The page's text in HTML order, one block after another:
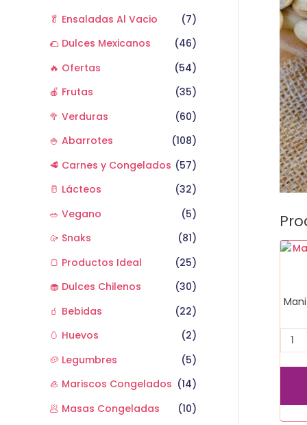
p
o
🥬 Ensaladas Al Vacio
(7)
🌮 Dulces Mexicanos
(46)
🔥 Ofertas
(54)
🍎 Frutas
(35)
🥦 Verduras
(60)
🍚 Abarrotes
(108)
🥩 Carnes y Congelados (57)
🥛 Lácteos
(32)
🥗 Vegano
(5)
🥠 Snaks
(81)
🍞 Productos Ideal
(25)
🧁 Dulces Chilenos
(30)
🧃 Bebidas
(22)
🥚 Huevos
(2)
🥔 Legumbres
(5)
🦪 Mariscos Congelados (14)
🥟 Masas Congeladas
(10)
Mani